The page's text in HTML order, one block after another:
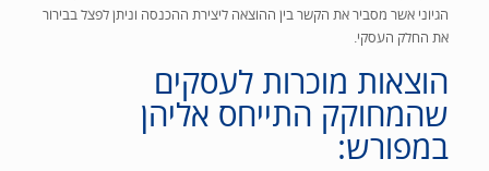
הגיוני אשר מסביר את הקשר בין ההוצאה ליצירת ההכנסה וניתן לפצל בבירור
את החלק העסקי.
הוצאות מוכרות לעסקים
שהמחוקק התייחס אליהן
במפורש: